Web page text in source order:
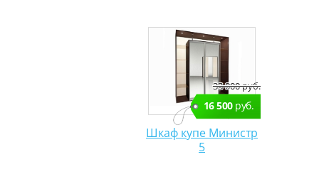
33 000 руб.
16 500руб.
Шкаф купе Министр
5